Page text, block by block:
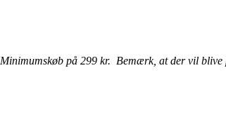
Minimumskøb på 299 kr. Bemærk, at der vil blive